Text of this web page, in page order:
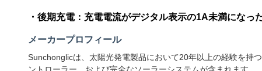
・後期充電：充電電流がデジタル表示の1A未満にな
メーカープロフィール
Sunchonglicは、太陽光発電製品において20年以上の経験を持